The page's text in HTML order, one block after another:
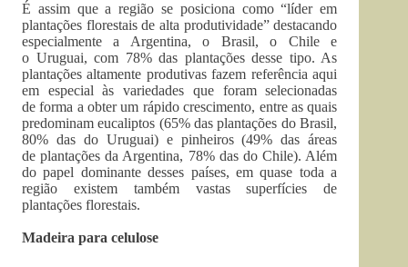
É assim que a região se posiciona como “líder em
plantações florestais de alta produtividade” destacando
especialmente a Argentina, o Brasil, o Chile e
o Uruguai, com 78% das plantações desse tipo. As
plantações altamente produtivas fazem referência aqui
em especial às variedades que foram selecionadas
de forma a obter um rápido crescimento, entre as quais
predominam eucaliptos (65% das plantações do Brasil,
80% das do Uruguai) e pinheiros (49% das áreas
de plantações da Argentina, 78% das do Chile). Além
do papel dominante desses países, em quase toda a
região existem também vastas superfícies de
plantações florestais.
Madeira para celulose